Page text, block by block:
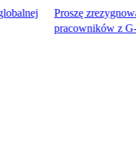
Proszę zrezygnować z wizy
pracowników z G-P